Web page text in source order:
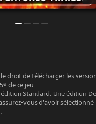
droit de télécharger les
de ce jeu.
Standard. Une édition
vous d'avoir sélectionné